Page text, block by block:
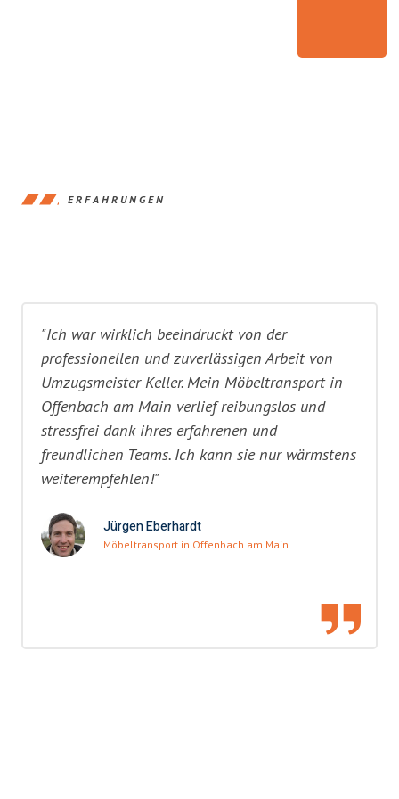
ERFAHRUNGEN
"Ich war wirklich beeindruckt von der
professionellen und zuverlässigen Arbeit von
Umzugsmeister Keller. Mein Möbeltransport in
Offenbach am Main verlief reibungslos und
stressfrei dank ihres erfahrenen und
freundlichen Teams. Ich kann sie nur wärmstens
weiterempfehlen!"
Jürgen Eberhardt
Möbeltransport in Offenbach am Main